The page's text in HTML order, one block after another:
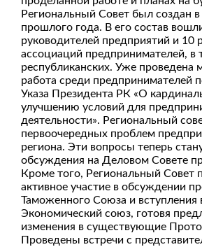
Региональный Совет был создан в
прошлого года. В его состав
руководителей предприятий и 10
ассоциаций предпринимателей, в
республиканских. Уже проведена
работа среди предпринимателей
Указа Президента РК «О
улучшению условий для
деятельности». Региональный
первоочередных проблем
региона. Эти вопросы теперь
обсуждения на Деловом Совете
Кроме того, Региональный Совет
активное участие в обсуждении
Таможенного Союза и вступления
Экономический союз, готовя
изменения в существующие
Проведены встречи с